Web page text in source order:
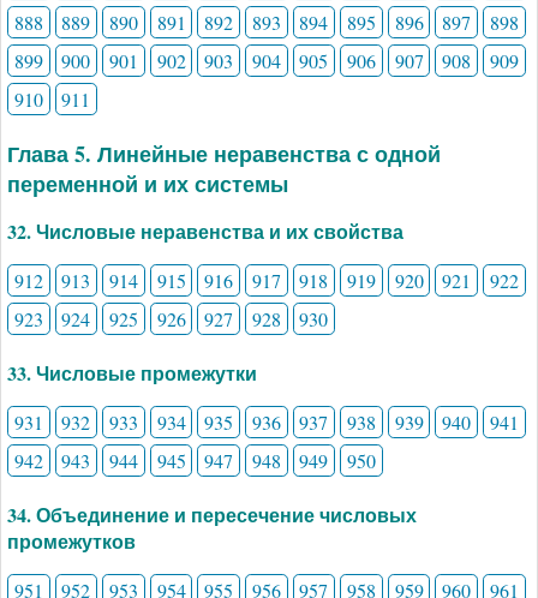
888
889 890 891 892 893 894 895 896 897
898
899
900 901 902 903 904 905 906 907 908
909
910
911
Глава 5. Линейные неравенства с одной
переменной и их системы
32. Числовые неравенства и их свойства
912 913 914 915 916 917 918 919 920 921
922
923
924 925 926 927 928 930
33. Числовые промежутки
931 932 933 934 935 936 937 938 939 940
941
942
943 944 945 947 948 949 950
34. Объединение и пересечение числовых
промежутков
951 952 953 954 955 956 957 958 959 960
961